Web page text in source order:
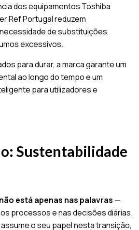
dos equipamentos Toshiba
Ref Portugal reduzem
de substituições,
excessivos.
para durar, a marca garante um
ao longo do tempo e um
para utilizadores e
Sustentabilidade
está apenas nas palavras —
processos e nas decisões diárias.
o seu papel nesta transição,